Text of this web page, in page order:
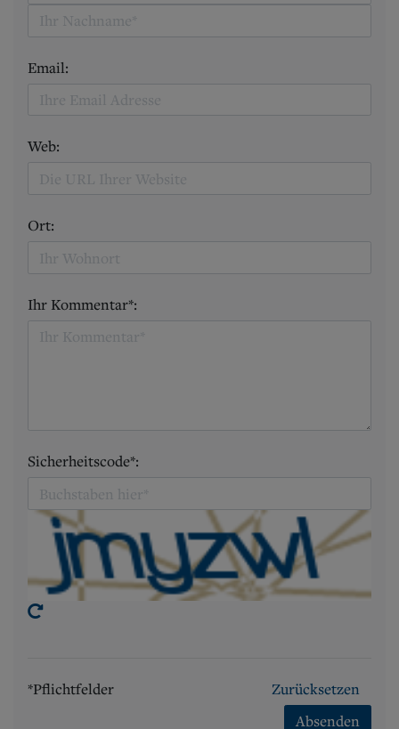
Email:
Web:
Ort:
Ihr Kommentar*:
Sicherheitscode*:
*Pflichtfelder
Zurücksetzen
Absenden